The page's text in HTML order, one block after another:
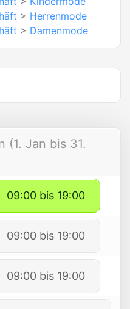
> Herrenmode
> Damenmode
(1. Jan bis 31.
09:00 bis 19:00
09:00 bis 19:00
09:00 bis 19:00